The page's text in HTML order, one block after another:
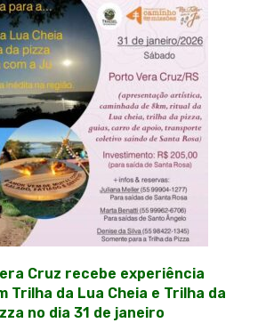
Cruz recebe experiência
Trilha da Lua Cheia e Trilha da
no dia 31 de janeiro